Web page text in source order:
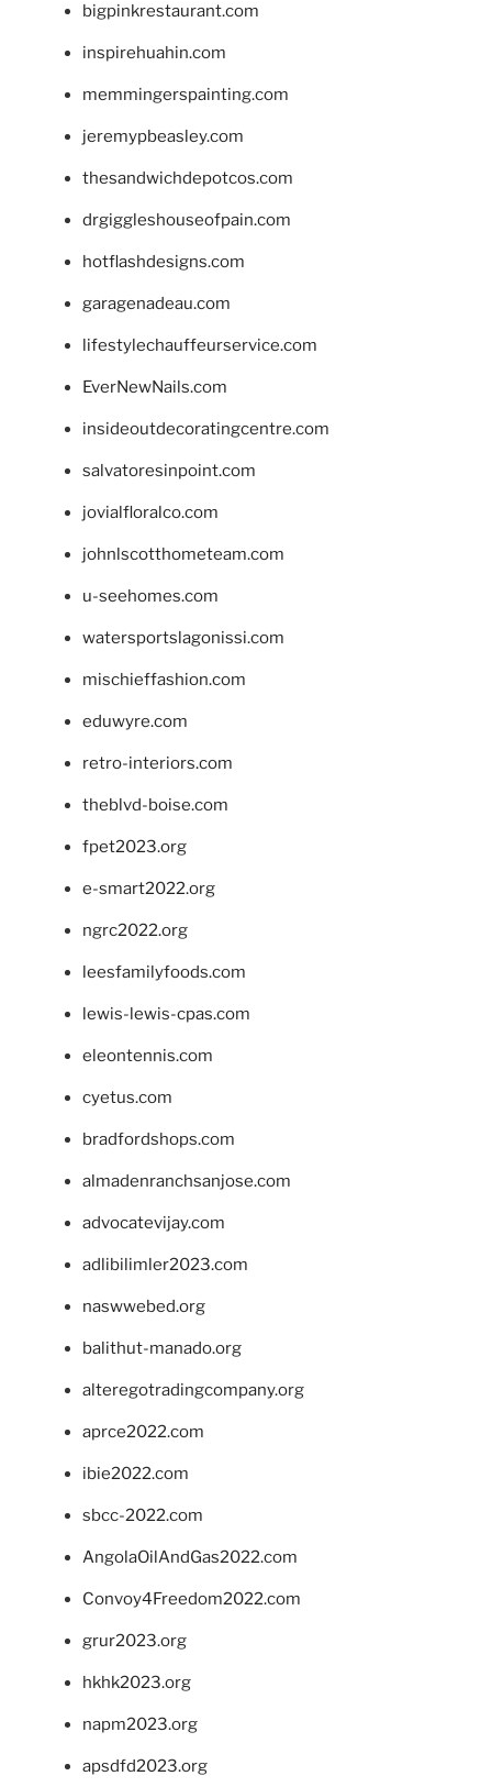
bigpinkrestaurant.com
inspirehuahin.com
memmingerspainting.com
jeremypbeasley.com
thesandwichdepotcos.com
drgiggleshouseofpain.com
hotflashdesigns.com
garagenadeau.com
lifestylechauffeurservice.com
EverNewNails.com
insideoutdecoratingcentre.com
salvatoresinpoint.com
jovialfloralco.com
johnlscotthometeam.com
u-seehomes.com
watersportslagonissi.com
mischieffashion.com
eduwyre.com
retro-interiors.com
theblvd-boise.com
fpet2023.org
e-smart2022.org
ngrc2022.org
leesfamilyfoods.com
lewis-lewis-cpas.com
eleontennis.com
cyetus.com
bradfordshops.com
almadenranchsanjose.com
advocatevijay.com
adlibilimler2023.com
naswwebed.org
balithut-manado.org
alteregotradingcompany.org
aprce2022.com
ibie2022.com
sbcc-2022.com
AngolaOilAndGas2022.com
Convoy4Freedom2022.com
grur2023.org
hkhk2023.org
napm2023.org
apsdfd2023.org